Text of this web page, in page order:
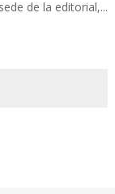
de la editorial,...